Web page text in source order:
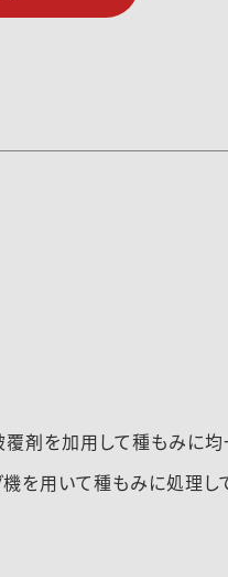
剤を加用して種もみに均
を用いて種もみに処理し